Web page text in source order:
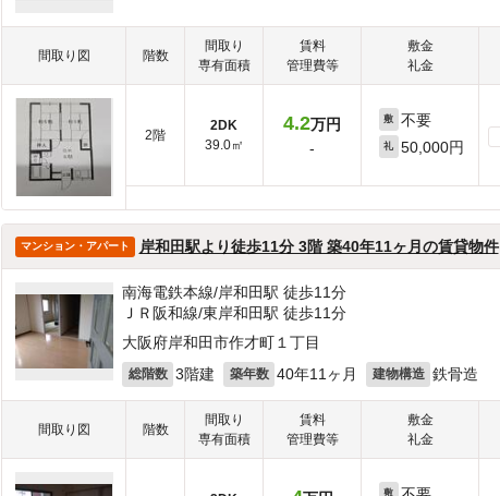
間取り図 階数
間取り
専有面積
賃料
管理費等
敷金
礼金
2階
2DK
39.0㎡
4.2万円
-
敷 不要
礼 50,000円
マンション・アパート 岸和田駅より徒歩11分 3階 築40年11ヶ月の賃貸物件
南海電鉄本線/岸和田駅 徒歩11分
ＪＲ阪和線/東岸和田駅 徒歩11分
大阪府岸和田市作才町１丁目
総階数 3階建 築年数 40年11ヶ月 建物構造 鉄骨造
間取り図 階数
間取り
専有面積
賃料
管理費等
敷金
礼金
敷